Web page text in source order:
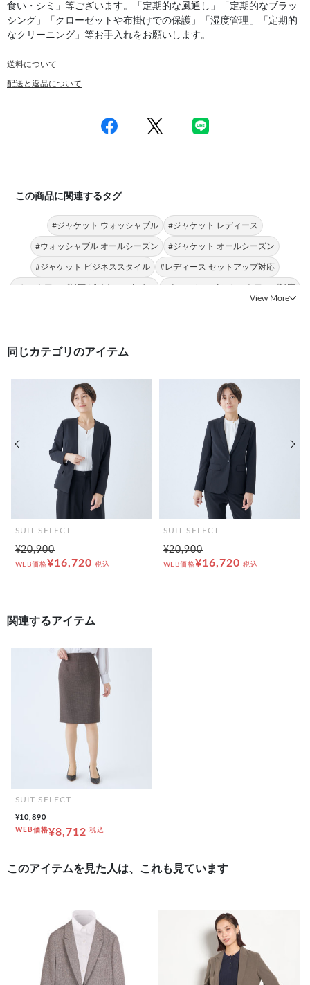
食い・シミ」等ございます。「定期的な風通し」「定期的なブラッ
シング」「クローゼットや布掛けでの保護」「湿度管理」「定期的
なクリーニング」等お手入れをお願いします。
送料について
配送と返品について
この商品に関連するタグ
#ジャケット ウォッシャブル #ジャケット レディース
#ウォッシャブル オールシーズン #ジャケット オールシーズン
#ジャケット ビジネススタイル #レディース セットアップ対応
#セットアップ対応 ビジネススタイル #ウォッシャブル セットアップ対応
View More
同じカテゴリのアイテム
SUIT SELECT
¥20,900
WEB価格¥16,720 税込
SUIT SELECT
¥20,900
WEB価格¥16,720 税込
前の画像
関連するアイテム
SUIT SELECT
¥10,890
WEB価格¥8,712 税込
このアイテムを見た人は、これも見ています